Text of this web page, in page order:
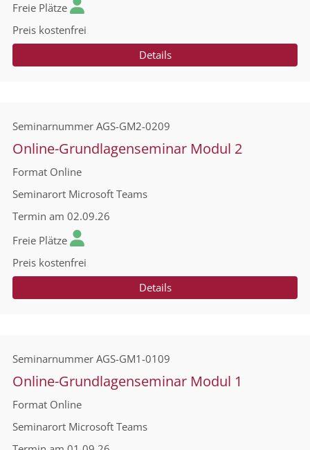
Freie Plätze
Preis kostenfrei
Details
Seminarnummer AGS-GM2-0209
Online-Grundlagenseminar Modul 2
Format Online
Seminarort Microsoft Teams
Termin am 02.09.26
Freie Plätze
Preis kostenfrei
Details
Seminarnummer AGS-GM1-0109
Online-Grundlagenseminar Modul 1
Format Online
Seminarort Microsoft Teams